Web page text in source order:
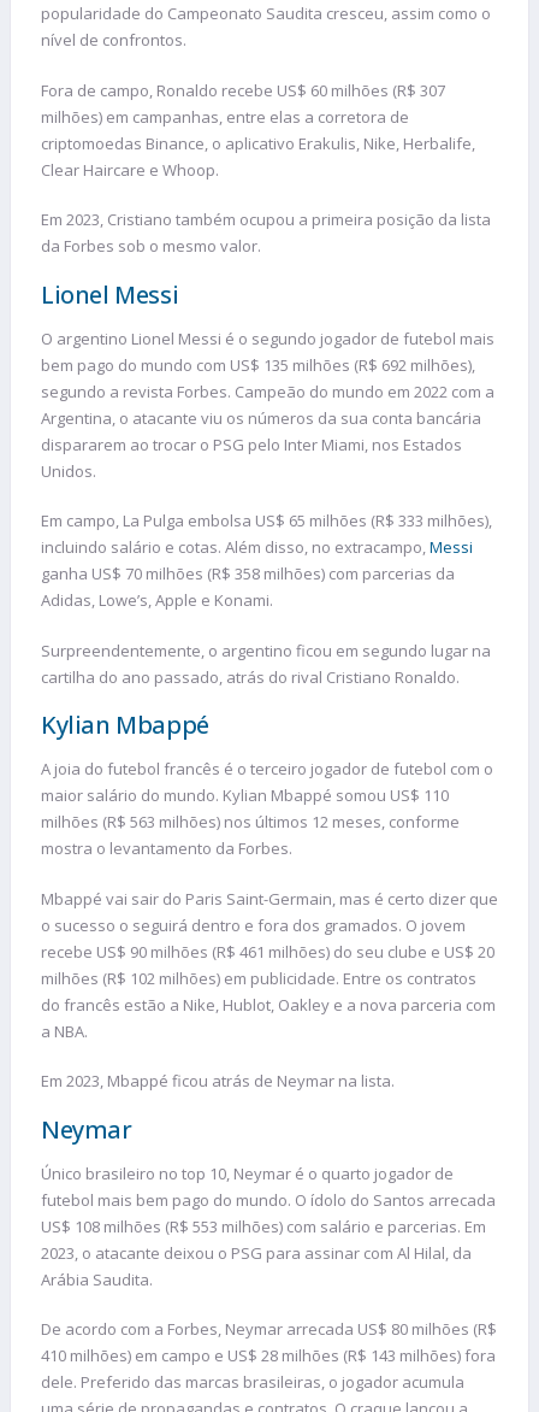
popularidade do Campeonato Saudita cresceu, assim como o
nível de confrontos.
Fora de campo, Ronaldo recebe US$ 60 milhões (R$ 307
milhões) em campanhas, entre elas a corretora de
criptomoedas Binance, o aplicativo Erakulis, Nike, Herbalife,
Clear Haircare e Whoop.
Em 2023, Cristiano também ocupou a primeira posição da lista
da Forbes sob o mesmo valor.
Lionel Messi
O argentino Lionel Messi é o segundo jogador de futebol mais
bem pago do mundo com US$ 135 milhões (R$ 692 milhões),
segundo a revista Forbes. Campeão do mundo em 2022 com a
Argentina, o atacante viu os números da sua conta bancária
dispararem ao trocar o PSG pelo Inter Miami, nos Estados
Unidos.
Em campo, La Pulga embolsa US$ 65 milhões (R$ 333 milhões),
incluindo salário e cotas. Além disso, no extracampo,Messi
ganha US$ 70 milhões (R$ 358 milhões) com parcerias da
Adidas, Lowe’s, Apple e Konami.
Surpreendentemente, o argentino ficou em segundo lugar na
cartilha do ano passado, atrás do rival Cristiano Ronaldo.
Kylian Mbappé
A joia do futebol francês é o terceiro jogador de futebol com o
maior salário do mundo. Kylian Mbappé somou US$ 110
milhões (R$ 563 milhões) nos últimos 12 meses, conforme
mostra o levantamento da Forbes.
Mbappé vai sair do Paris Saint-Germain, mas é certo dizer que
o sucesso o seguirá dentro e fora dos gramados. O jovem
recebe US$ 90 milhões (R$ 461 milhões) do seu clube e US$ 20
milhões (R$ 102 milhões) em publicidade. Entre os contratos
do francês estão a Nike, Hublot, Oakley e a nova parceria com
a NBA.
Em 2023, Mbappé ficou atrás de Neymar na lista.
Neymar
Único brasileiro no top 10, Neymar é o quarto jogador de
futebol mais bem pago do mundo. O ídolo do Santos arrecada
US$ 108 milhões (R$ 553 milhões) com salário e parcerias. Em
2023, o atacante deixou o PSG para assinar com Al Hilal, da
Arábia Saudita.
De acordo com a Forbes, Neymar arrecada US$ 80 milhões (R$
410 milhões) em campo e US$ 28 milhões (R$ 143 milhões) fora
dele. Preferido das marcas brasileiras, o jogador acumula